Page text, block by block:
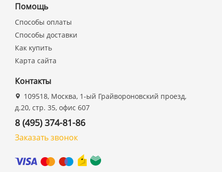
Помощь
Способы оплаты
Способы доставки
Как купить
Карта сайта
Контакты
109518, Москва, 1-ый Грайвороновский проезд,
д.20, стр. 35, офис 607
8 (495) 374-81-86
Заказать звонок